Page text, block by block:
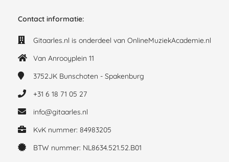
Contact informatie:
Gitaarles.nl is onderdeel van OnlineMuziekAcademie.nl
Van Anrooyplein 11
3752JK Bunschoten - Spakenburg
+31 6 18 71 05 27
info@gitaarles.nl
KvK nummer: 84983205
BTW nummer: NL8634.521.52.B01